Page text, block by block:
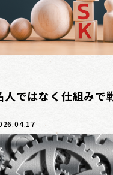
人ではなく仕組み